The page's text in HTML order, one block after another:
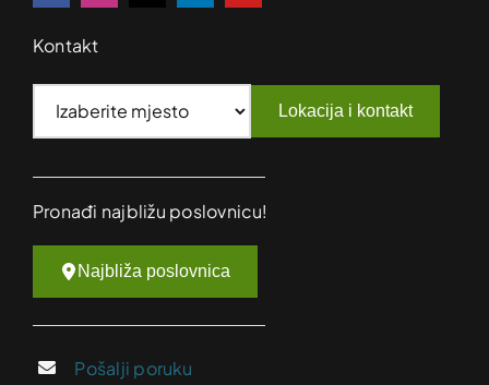
Kontakt
Lokacija i kontakt
Pronađi najbližu poslovnicu!
Najbliža poslovnica
Pošalji poruku